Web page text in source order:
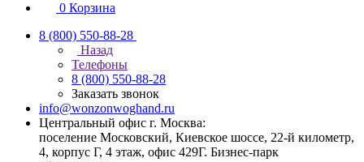
0 Корзина
8 (800) 550-88-28
Назад
Телефоны
8 (800) 550-88-28
Заказать звонок
info@wonzonwoghand.ru
Центральный офис г. Москва:
поселение Московский, Киевское шоссе, 22-й километр,
4, корпус Г, 4 этаж, офис 429Г. Бизнес-парк